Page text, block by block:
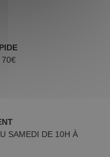
70€
SAMEDI DE 10H À